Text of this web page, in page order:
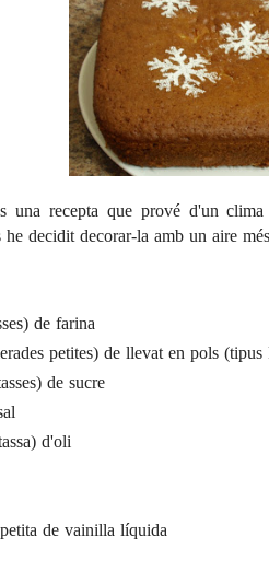
una recepta que prové d'un
decidit decorar-la amb un aire
de farina
petites) de llevat en pols
de sucre
d'oli
de vainilla líquida